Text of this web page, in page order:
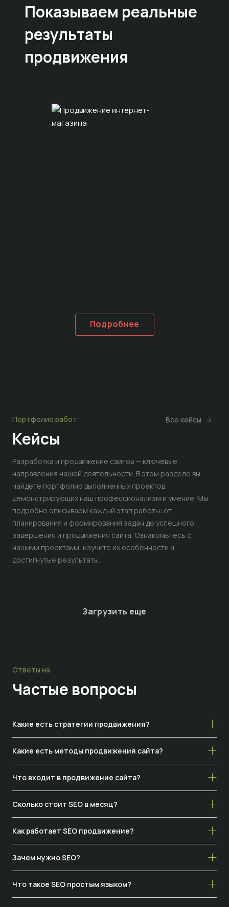
Показываем реальные
результаты
продвижения
Подробнее
Портфолио работ
Кейсы
Все кейсы
Разработка и продвижение сайтов — ключевые
направления нашей деятельности. В этом разделе вы
найдете портфолио выполненных проектов,
демонстрирующих наш профессионализм и умение. Мы
подробно описываем каждый этап работы: от
планирования и формирования задач до успешного
завершения и продвижения сайта. Ознакомьтесь с
нашими проектами, изучите их особенности и
достигнутые результаты.
Загрузить еще
Ответы на
Частые вопросы
Какие есть стратегии продвижения?
Какие есть методы продвижения сайта?
Что входит в продвижение сайта?
Сколько стоит SEO в месяц?
Как работает SEO продвижение?
Зачем нужно SEO?
Что такое SEO простым языком?